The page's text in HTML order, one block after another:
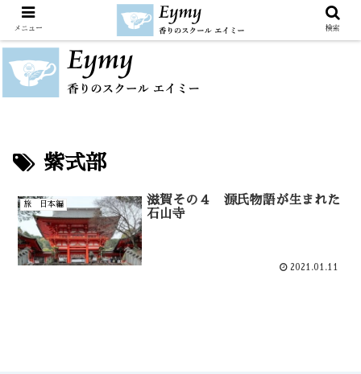
紫式部
旅 日本編
滋賀その４ 源氏物語が生まれた
石山寺
2021.01.11
メニュー 検索